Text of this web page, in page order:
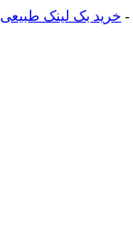
خرید بک لینک طبیعی -